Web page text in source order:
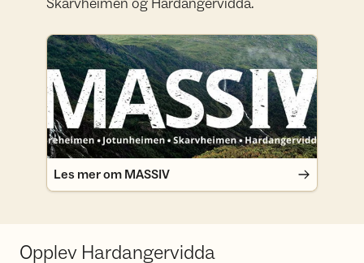
Les mer om MASSIV
Les mer om MASSIV
Opplev Hardangervidda